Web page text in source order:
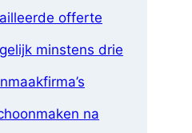
offerte
minstens drie
na